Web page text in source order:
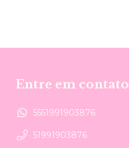
Entre em contato
5551991903876
51991903876